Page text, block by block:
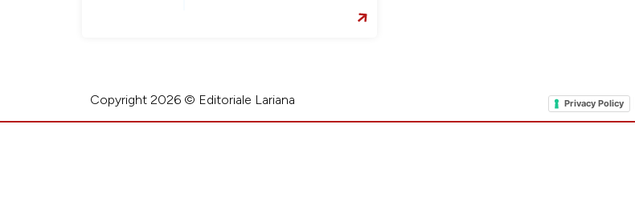
Copyright 2026 © Editoriale Lariana Privacy Policy